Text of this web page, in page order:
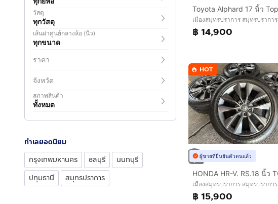
วัสดุ
ทุกวัสดุ
เส้นผ่าศูนย์กลางล้อ (นิ้ว)
ทุกขนาด
ราคา
จังหวัด
สภาพสินค้า
ทั้งหมด
ทำเลยอดนิยม
กรุงเทพมหานคร
ชลบุรี
นนทบุรี
ปทุมธานี
สมุทรปราการ
เมืองสมุทรปราการ สมุทรปราการ
฿ 14,900
HOT
ผู้ขายที่ยืนยันตัวตนแล้ว
เมืองสมุทรปราการ สมุทรปราการ
฿ 15,900